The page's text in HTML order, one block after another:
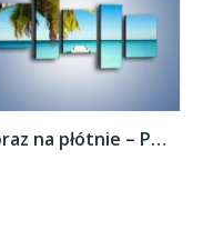
Obraz na płótnie – Pomost wprost do raju –...